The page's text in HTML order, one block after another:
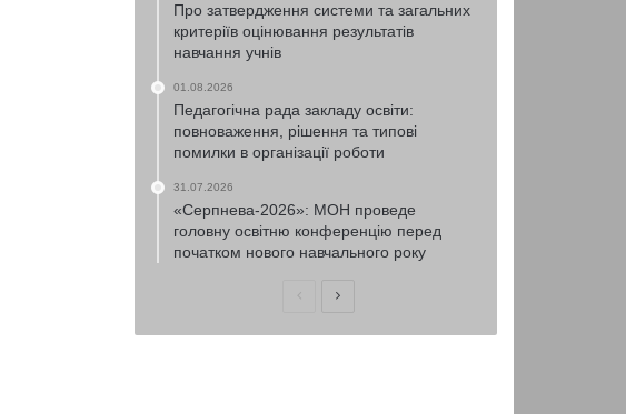
Про затвердження системи та загальних
критеріїв оцінювання результатів
навчання учнів
01.08.2026
Педагогічна рада закладу освіти:
повноваження, рішення та типові
помилки в організації роботи
31.07.2026
«Серпнева-2026»: МОН проведе
головну освітню конференцію перед
початком нового навчального року
ПопередняНаступна